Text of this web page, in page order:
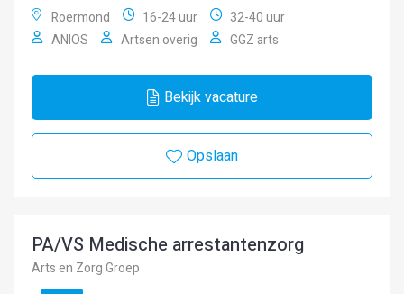
Roermond 16-24 uur
32-40 uur
ANIOS
Artsen overig GGZ arts
Bekijk vacature
Opslaan
PA/VS Medische arrestantenzorg
Arts en Zorg Groep